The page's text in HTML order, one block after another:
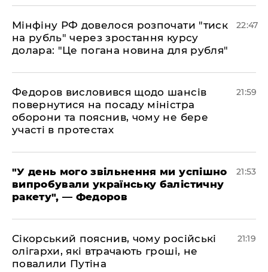
​Мінфіну РФ довелося розпочати "тиск
на рубль" через зростання курсу
долара: "Це погана новина для рубля"
22:47
​Федоров висловився щодо шансів
повернутися на посаду міністра
оборони та пояснив, чому не бере
участі в протестах
21:59
​"У день мого звільнення ми успішно
випробували українську балістичну
ракету", — Федоров
21:53
​Сікорський пояснив, чому російські
олігархи, які втрачають гроші, не
повалили Путіна
21:19